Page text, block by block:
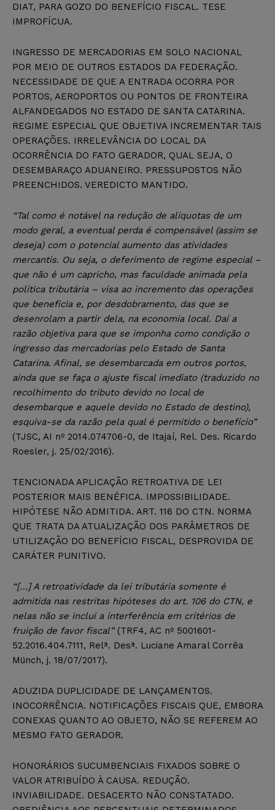
DIAT, PARA GOZO DO BENEFÍCIO FISCAL. TESE
IMPROFÍCUA.
INGRESSO DE MERCADORIAS EM SOLO NACIONAL
POR MEIO DE OUTROS ESTADOS DA FEDERAÇÃO.
NECESSIDADE DE QUE A ENTRADA OCORRA POR
PORTOS, AEROPORTOS OU PONTOS DE FRONTEIRA
ALFANDEGADOS NO ESTADO DE SANTA CATARINA.
REGIME ESPECIAL QUE OBJETIVA INCREMENTAR TAIS
OPERAÇÕES. IRRELEVÂNCIA DO LOCAL DA
OCORRÊNCIA DO FATO GERADOR, QUAL SEJA, O
DESEMBARAÇO ADUANEIRO. PRESSUPOSTOS NÃO
PREENCHIDOS. VEREDICTO MANTIDO.
“Tal como é notável na redução de alíquotas de um
modo geral, a eventual perda é compensável (assim se
deseja) com o potencial aumento das atividades
mercantis. Ou seja, o deferimento de regime especial –
que não é um capricho, mas faculdade animada pela
política tributária – visa ao incremento das operações
que beneficia e, por desdobramento, das que se
desenrolam a partir dela, na economia local. Daí a
razão objetiva para que se imponha como condição o
ingresso das mercadorias pelo Estado de Santa
Catarina. Afinal, se desembarcada em outros portos,
ainda que se faça o ajuste fiscal imediato (traduzido no
recolhimento do tributo devido no local de
desembarque e aquele devido no Estado de destino),
esquiva-se da razão pela qual é permitido o benefício”
(TJSC, AI nº 2014.074706-0, de Itajaí, Rel. Des. Ricardo
Roesler, j. 25/02/2016).
TENCIONADA APLICAÇÃO RETROATIVA DE LEI
POSTERIOR MAIS BENÉFICA. IMPOSSIBILIDADE.
HIPÓTESE NÃO ADMITIDA. ART. 116 DO CTN. NORMA
QUE TRATA DA ATUALIZAÇÃO DOS PARÂMETROS DE
UTILIZAÇÃO DO BENEFÍCIO FISCAL, DESPROVIDA DE
CARÁTER PUNITIVO.
“[…] A retroatividade da lei tributária somente é
admitida nas restritas hipóteses do art. 106 do CTN, e
nelas não se inclui a interferência em critérios de
fruição de favor fiscal”(TRF4, AC nº 5001601-
52.2016.404.7111, Relª. Desª. Luciane Amaral Corrêa
Münch, j. 18/07/2017).
ADUZIDA DUPLICIDADE DE LANÇAMENTOS.
INOCORRÊNCIA. NOTIFICAÇÕES FISCAIS QUE, EMBORA
CONEXAS QUANTO AO OBJETO, NÃO SE REFEREM AO
MESMO FATO GERADOR.
HONORÁRIOS SUCUMBENCIAIS FIXADOS SOBRE O
VALOR ATRIBUÍDO À CAUSA. REDUÇÃO.
INVIABILIDADE. DESACERTO NÃO CONSTATADO.